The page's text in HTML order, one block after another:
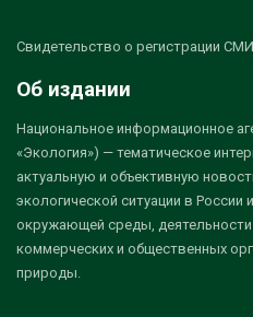
Свидетельство о регистрации
Об издании
Национальное информационное
«Экология») — тематическое
актуальную и объективную
экологической ситуации в России
окружающей среды, деятельности
коммерческих и общественных
природы.